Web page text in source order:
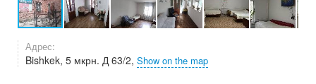
Адрес:
Bishkek, 5 мкрн. Д 63/2, Show on the map